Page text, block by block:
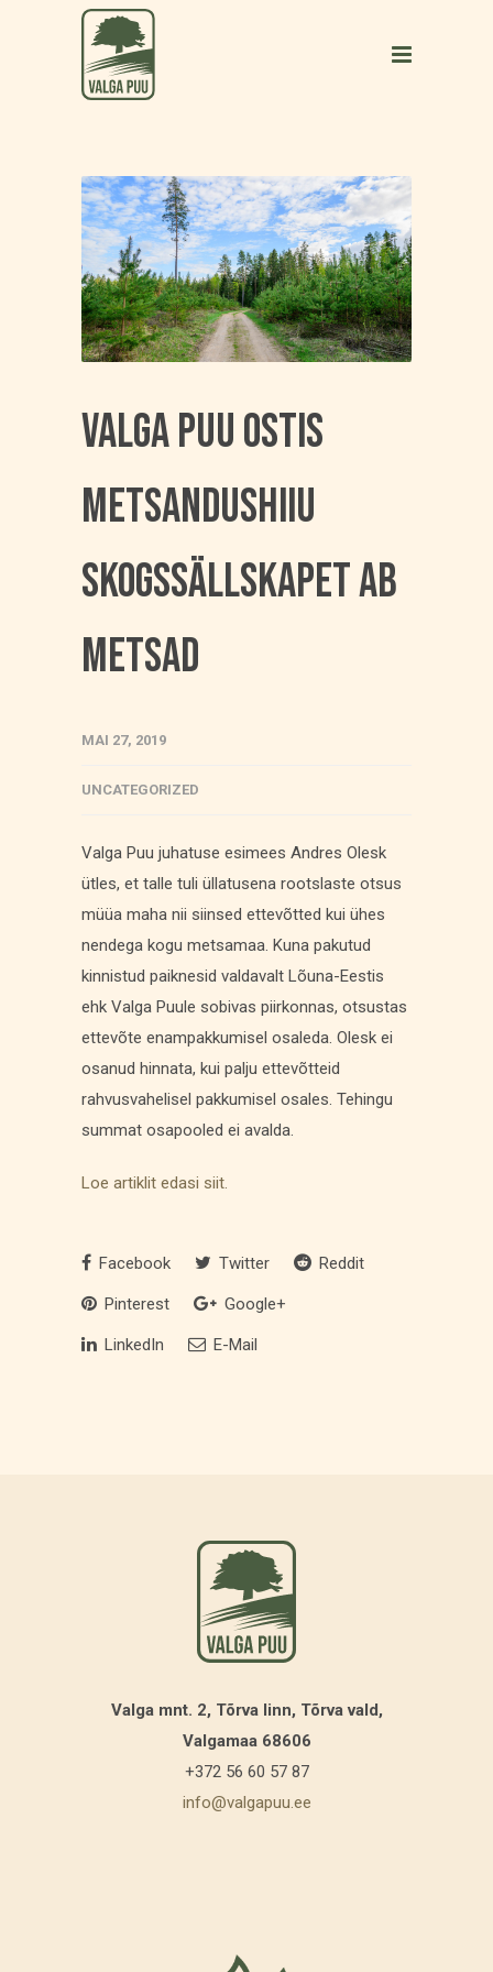
Valga Puu ostis
metsandushiiu
Skogssällskapet AB
metsad
MAI 27, 2019
UNCATEGORIZED
Valga Puu juhatuse esimees Andres Olesk
ütles, et talle tuli üllatusena rootslaste otsus
müüa maha nii siinsed ettevõtted kui ühes
nendega kogu metsamaa. Kuna pakutud
kinnistud paiknesid valdavalt Lõuna-Eestis
ehk Valga Puule sobivas piirkonnas, otsustas
ettevõte enampakkumisel osaleda. Olesk ei
osanud hinnata, kui palju ettevõtteid
rahvusvahelisel pakkumisel osales. Tehingu
summat osapooled ei avalda.
Loe artiklit edasi siit.
Facebook Twitter Reddit
Pinterest Google+
LinkedIn E-Mail
Valga mnt. 2, Tõrva linn, Tõrva vald,
Valgamaa 68606
+372 56 60 57 87
info@valgapuu.ee